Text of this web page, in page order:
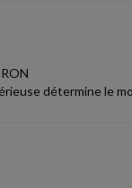
détermine le